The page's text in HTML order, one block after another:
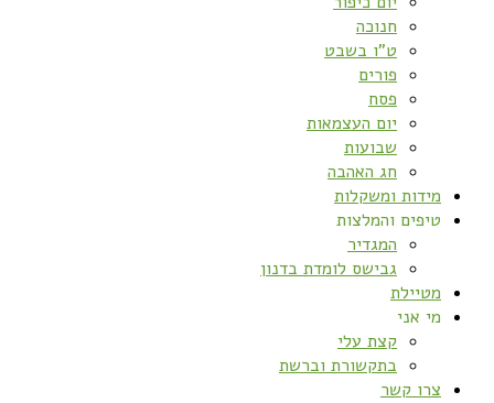
חנוכה
ט”ו בשבט
פורים
פסח
יום העצמאות
שבועות
חג האהבה
מידות ומשקלות
טיפים והמלצות
המגדיר
גבישס לומדת בדנון
מטיילת
מי אני
קצת עלי
בתקשורת וברשת
צרו קשר